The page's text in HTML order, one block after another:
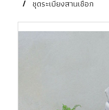
ชุดระเบียงสานเชือก